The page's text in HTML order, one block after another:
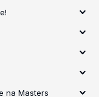
na Masters